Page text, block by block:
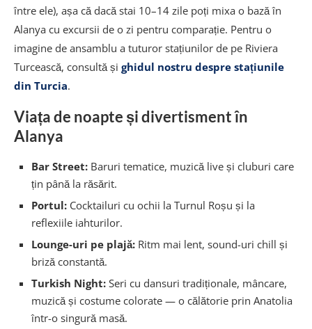
între ele), așa că dacă stai 10–14 zile poți mixa o bază în
Alanya cu excursii de o zi pentru comparație. Pentru o
imagine de ansamblu a tuturor stațiunilor de pe Riviera
Turcească, consultă și ghidul nostru despre stațiunile
din Turcia.
Viața de noapte și divertisment în
Alanya
Bar Street: Baruri tematice, muzică live și cluburi care
țin până la răsărit.
Portul: Cocktailuri cu ochii la Turnul Roșu și la
reflexiile iahturilor.
Lounge-uri pe plajă: Ritm mai lent, sound-uri chill și
briză constantă.
Turkish Night: Seri cu dansuri tradiționale, mâncare,
muzică și costume colorate — o călătorie prin Anatolia
într-o singură masă.